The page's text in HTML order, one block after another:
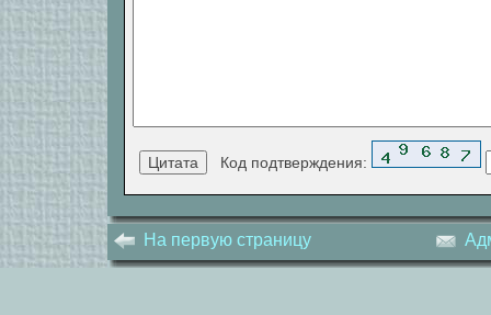
Код подтверждения:
На первую страницу